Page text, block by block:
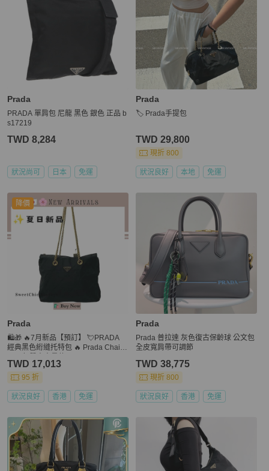
Prada
PRADA 單肩包 尼龍 黑色 銀色 正品 b
s17219
TWD 8,284
狀況尚可 日本 免運
Prada
🏷️ Prada手提包
TWD 29,800
現折 800
狀況良好 本地 免運
降價
Prada
🛍️🎁 🔥7月新品【預訂】 💘PRADA
經典黑色絎縫托特包 🔥 Prada Chain
A 經典黑色尼龍鏈條包
TWD 17,013
95 折
狀況良好 香港 免運
Prada
Prada 普拉達 灰色復古保齡球 公文包
全皮寬肩帶可調節
TWD 38,775
現折 800
狀況良好 香港 免運